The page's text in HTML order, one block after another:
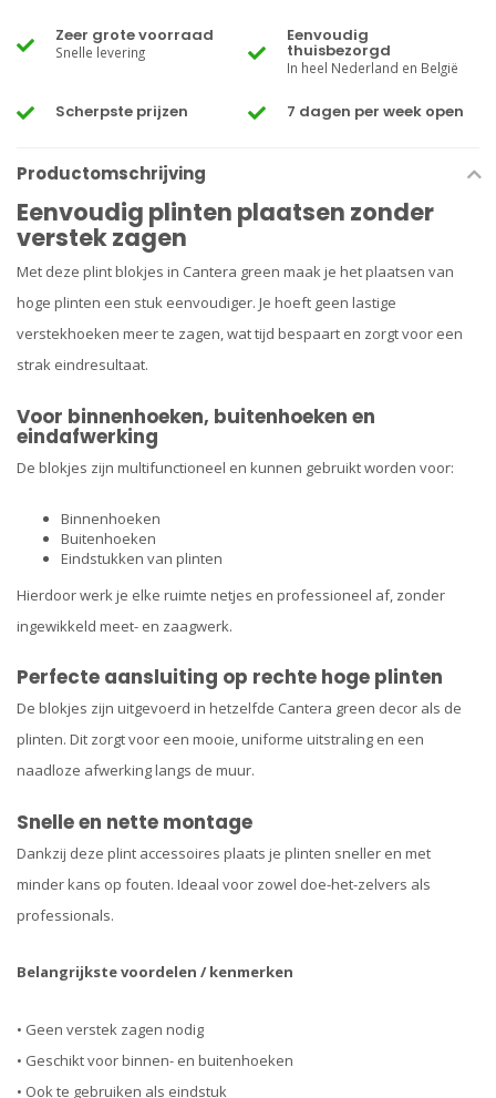
Zeer grote voorraad
Snelle levering
Eenvoudig
thuisbezorgd
In heel Nederland en België
Scherpste prijzen 7 dagen per week open
Productomschrijving
Eenvoudig plinten plaatsen zonder
verstek zagen
Met deze plint blokjes in Cantera green maak je het plaatsen van
hoge plinten een stuk eenvoudiger. Je hoeft geen lastige
verstekhoeken meer te zagen, wat tijd bespaart en zorgt voor een
strak eindresultaat.
Voor binnenhoeken, buitenhoeken en
eindafwerking
De blokjes zijn multifunctioneel en kunnen gebruikt worden voor:
Binnenhoeken
Buitenhoeken
Eindstukken van plinten
Hierdoor werk je elke ruimte netjes en professioneel af, zonder
ingewikkeld meet- en zaagwerk.
Perfecte aansluiting op rechte hoge plinten
De blokjes zijn uitgevoerd in hetzelfde Cantera green decor als de
plinten. Dit zorgt voor een mooie, uniforme uitstraling en een
naadloze afwerking langs de muur.
Snelle en nette montage
Dankzij deze plint accessoires plaats je plinten sneller en met
minder kans op fouten. Ideaal voor zowel doe-het-zelvers als
professionals.
Belangrijkste voordelen / kenmerken
• Geen verstek zagen nodig
• Geschikt voor binnen- en buitenhoeken
• Ook te gebruiken als eindstuk